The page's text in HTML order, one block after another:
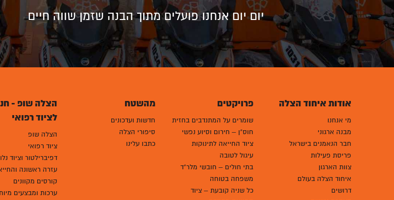
יום יום אנחנו פועלים מתוך הבנה שזמן שווה חיים
אודות איחוד הצלה
מי אנחנו
מבנה ארגוני
חבר הנאמנים בישראל
פריסת פעילות
צוות הארגון
איחוד הצלה בעולם
דרושים
פרויקטים
שומרים על המתנדבים בחזית
חוס"ן – חירום וסיוע נפשי
ציוד החייאה לתינוקות
עיגול לטובה
בתי חולים – חובשי מלר"ד
משפחה בטוחה
כל שניה קובעת – ציוד
מהשטח
חדשות ועדכונים
סיפורי הצלה
כתבו עלינו
הצלה שופ -
לציוד רפואי
הצלה שופ
ציוד רפואי
דפיברילטור וציוד
עזרה ראשונה
קורסים מקוונים
ערכות ומבצעים